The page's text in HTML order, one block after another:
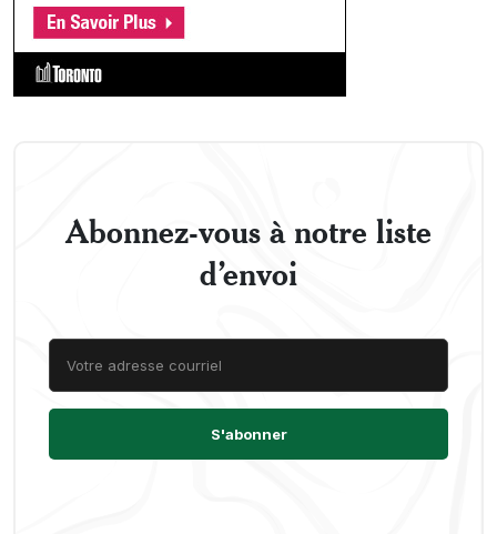
Abonnez-vous à notre liste
d’envoi